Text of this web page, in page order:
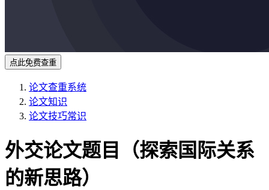
点此免费查重
论文查重系统
论文知识
论文技巧常识
外交论文题目（探索国际关系
的新思路）